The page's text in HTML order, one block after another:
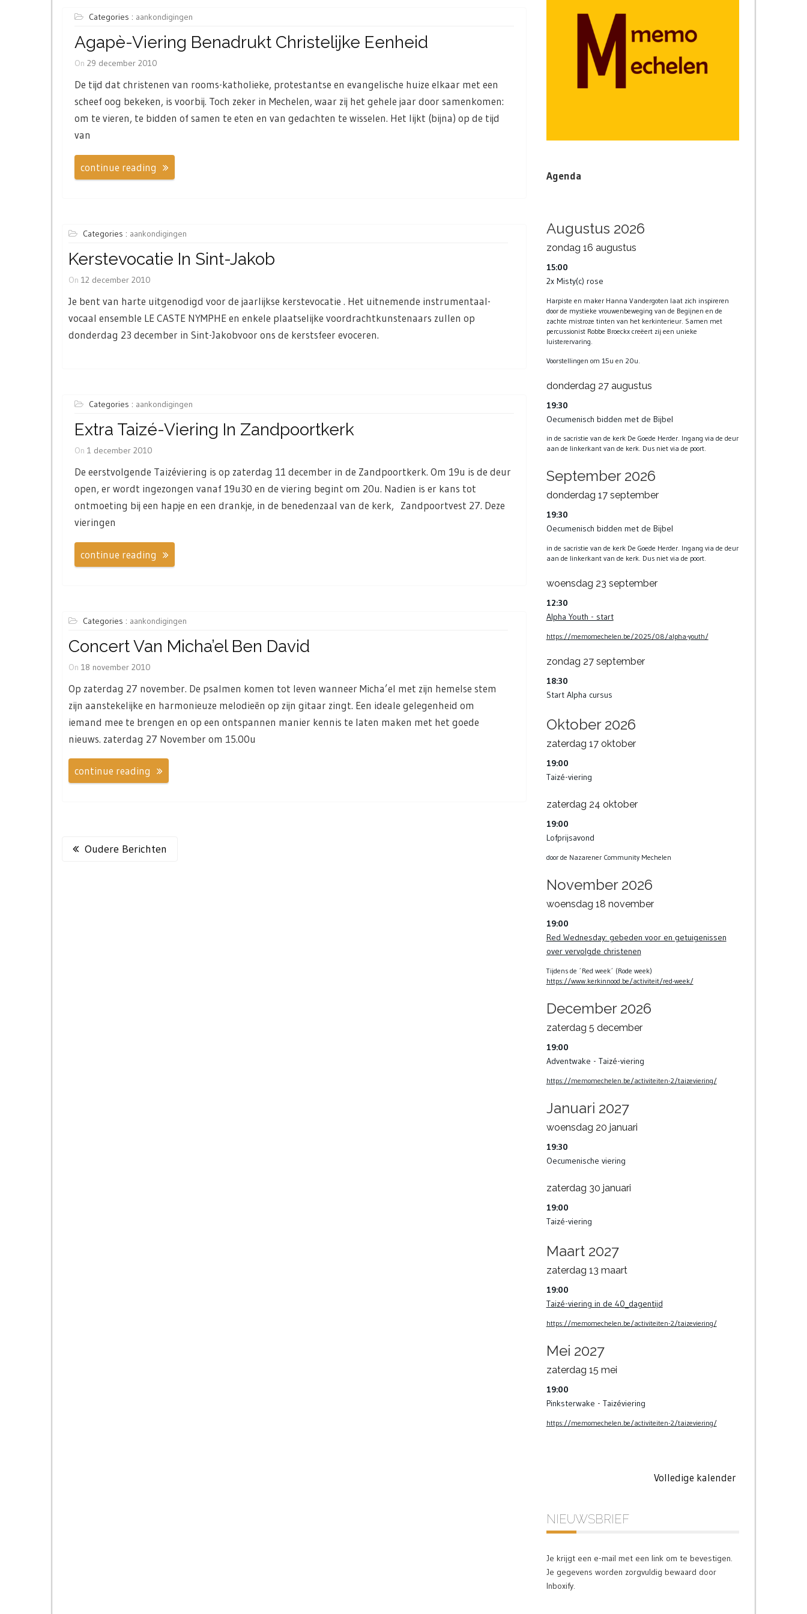
Categories : aankondigingen
Agapè-Viering Benadrukt Christelijke Eenheid
On 29 december 2010
De tijd dat christenen van rooms-katholieke, protestantse en evangelische huize elkaar met een
scheef oog bekeken, is voorbij. Toch zeker in Mechelen, waar zij het gehele jaar door samenkomen:
om te vieren, te bidden of samen te eten en van gedachten te wisselen. Het lijkt (bijna) op de tijd
van
continue reading
Categories : aankondigingen
Kerstevocatie In Sint-Jakob
On 12 december 2010
Je bent van harte uitgenodigd voor de jaarlijkse kerstevocatie . Het uitnemende instrumentaal-
vocaal ensemble LE CASTE NYMPHE en enkele plaatselijke voordrachtkunstenaars zullen op
donderdag 23 december in Sint-Jakobvoor ons de kerstsfeer evoceren.
Categories : aankondigingen
Extra Taizé-Viering In Zandpoortkerk
On 1 december 2010
De eerstvolgende Taizéviering is op zaterdag 11 december in de Zandpoortkerk. Om 19u is de deur
open, er wordt ingezongen vanaf 19u30 en de viering begint om 20u. Nadien is er kans tot
ontmoeting bij een hapje en een drankje, in de benedenzaal van de kerk, Zandpoortvest 27. Deze
vieringen
continue reading
Categories : aankondigingen
Concert Van Micha’el Ben David
On 18 november 2010
Op zaterdag 27 november. De psalmen komen tot leven wanneer Micha’el met zijn hemelse stem
zijn aanstekelijke en harmonieuze melodieën op zijn gitaar zingt. Een ideale gelegenheid om
iemand mee te brengen en op een ontspannen manier kennis te laten maken met het goede
nieuws. zaterdag 27 November om 15.00u
continue reading
Oudere Berichten
Agenda
Augustus 2026
zondag 16 augustus
15:00
2x Misty(c) rose
Harpiste en maker Hanna Vandergoten laat zich inspireren
door de mystieke vrouwenbeweging van de Begijnen en de
zachte mistroze tinten van het kerkinterieur. Samen met
percussionist Robbe Broeckx creëert zij een unieke
luisterervaring.
Voorstellingen om 15u en 20u.
donderdag 27 augustus
19:30
Oecumenisch bidden met de Bijbel
in de sacristie van de kerk De Goede Herder. Ingang via de deur
aan de linkerkant van de kerk. Dus niet via de poort.
September 2026
donderdag 17 september
19:30
Oecumenisch bidden met de Bijbel
in de sacristie van de kerk De Goede Herder. Ingang via de deur
aan de linkerkant van de kerk. Dus niet via de poort.
woensdag 23 september
12:30
Alpha Youth - start
https://memomechelen.be/2025/08/alpha-youth/
zondag 27 september
18:30
Start Alpha cursus
Oktober 2026
zaterdag 17 oktober
19:00
Taizé-viering
zaterdag 24 oktober
19:00
Lofprijsavond
door de Nazarener Community Mechelen
November 2026
woensdag 18 november
19:00
Red Wednesday: gebeden voor en getuigenissen
over vervolgde christenen
Tijdens de ´Red week´ (Rode week)
https://www.kerkinnood.be/activiteit/red-week/
December 2026
zaterdag 5 december
19:00
Adventwake - Taizé-viering
https://memomechelen.be/activiteiten-2/taizeviering/
Januari 2027
woensdag 20 januari
19:30
Oecumenische viering
zaterdag 30 januari
19:00
Taizé-viering
Maart 2027
zaterdag 13 maart
19:00
Taizé-viering in de 40_dagentijd
https://memomechelen.be/activiteiten-2/taizeviering/
Mei 2027
zaterdag 15 mei
19:00
Pinksterwake - Taizéviering
https://memomechelen.be/activiteiten-2/taizeviering/
Volledige kalender
NIEUWSBRIEF
Je krijgt een e-mail met een link om te bevestigen.
Je gegevens worden zorgvuldig bewaard door
Inboxify.